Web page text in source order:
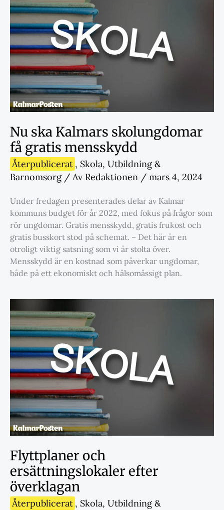
Nu ska Kalmars skolungdomar
få gratis mensskydd
Återpublicerat , Skola, Utbildning &
Barnomsorg/ Av Redaktionen / mars 4, 2024
Under fredagen presenterades delar av Kalmar
kommuns budget för år 2022, med fokus på frågor som
rör ungdomar. Gratis mensskydd, gratis frukost och
gratis busskort stod på schemat. – Det här är en
otroligt viktig satsning som vi är stolta över.
Mensskydd är en kostnad som påverkar ungdomar,
både på ett ekonomiskt och hälsomässigt plan.
Flyttplaner och
ersättningslokaler efter
överklagan
Återpublicerat , Skola, Utbildning &